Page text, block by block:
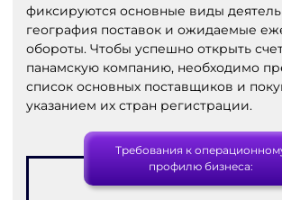
фиксируются основные виды
география поставок и ожидаемые
обороты. Чтобы успешно открыть
панамскую компанию, необходимо
список основных поставщиков и
указанием их стран регистрации.
Требования к
профилю бизнеса: